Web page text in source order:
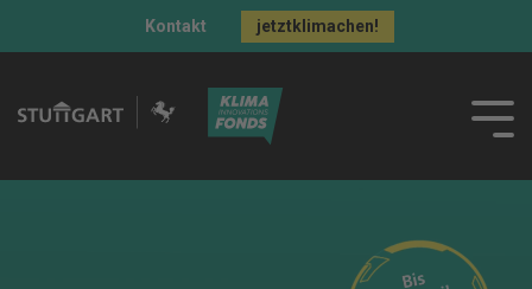
Kontakt jetztklimachen!